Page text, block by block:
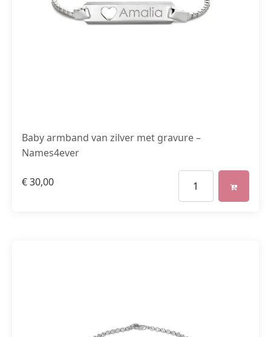
Baby armband van zilver met gravure –
Names4ever
€30,00